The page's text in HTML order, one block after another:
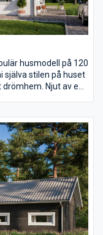
husmodell på 120
själva stilen på huset
Njut av en